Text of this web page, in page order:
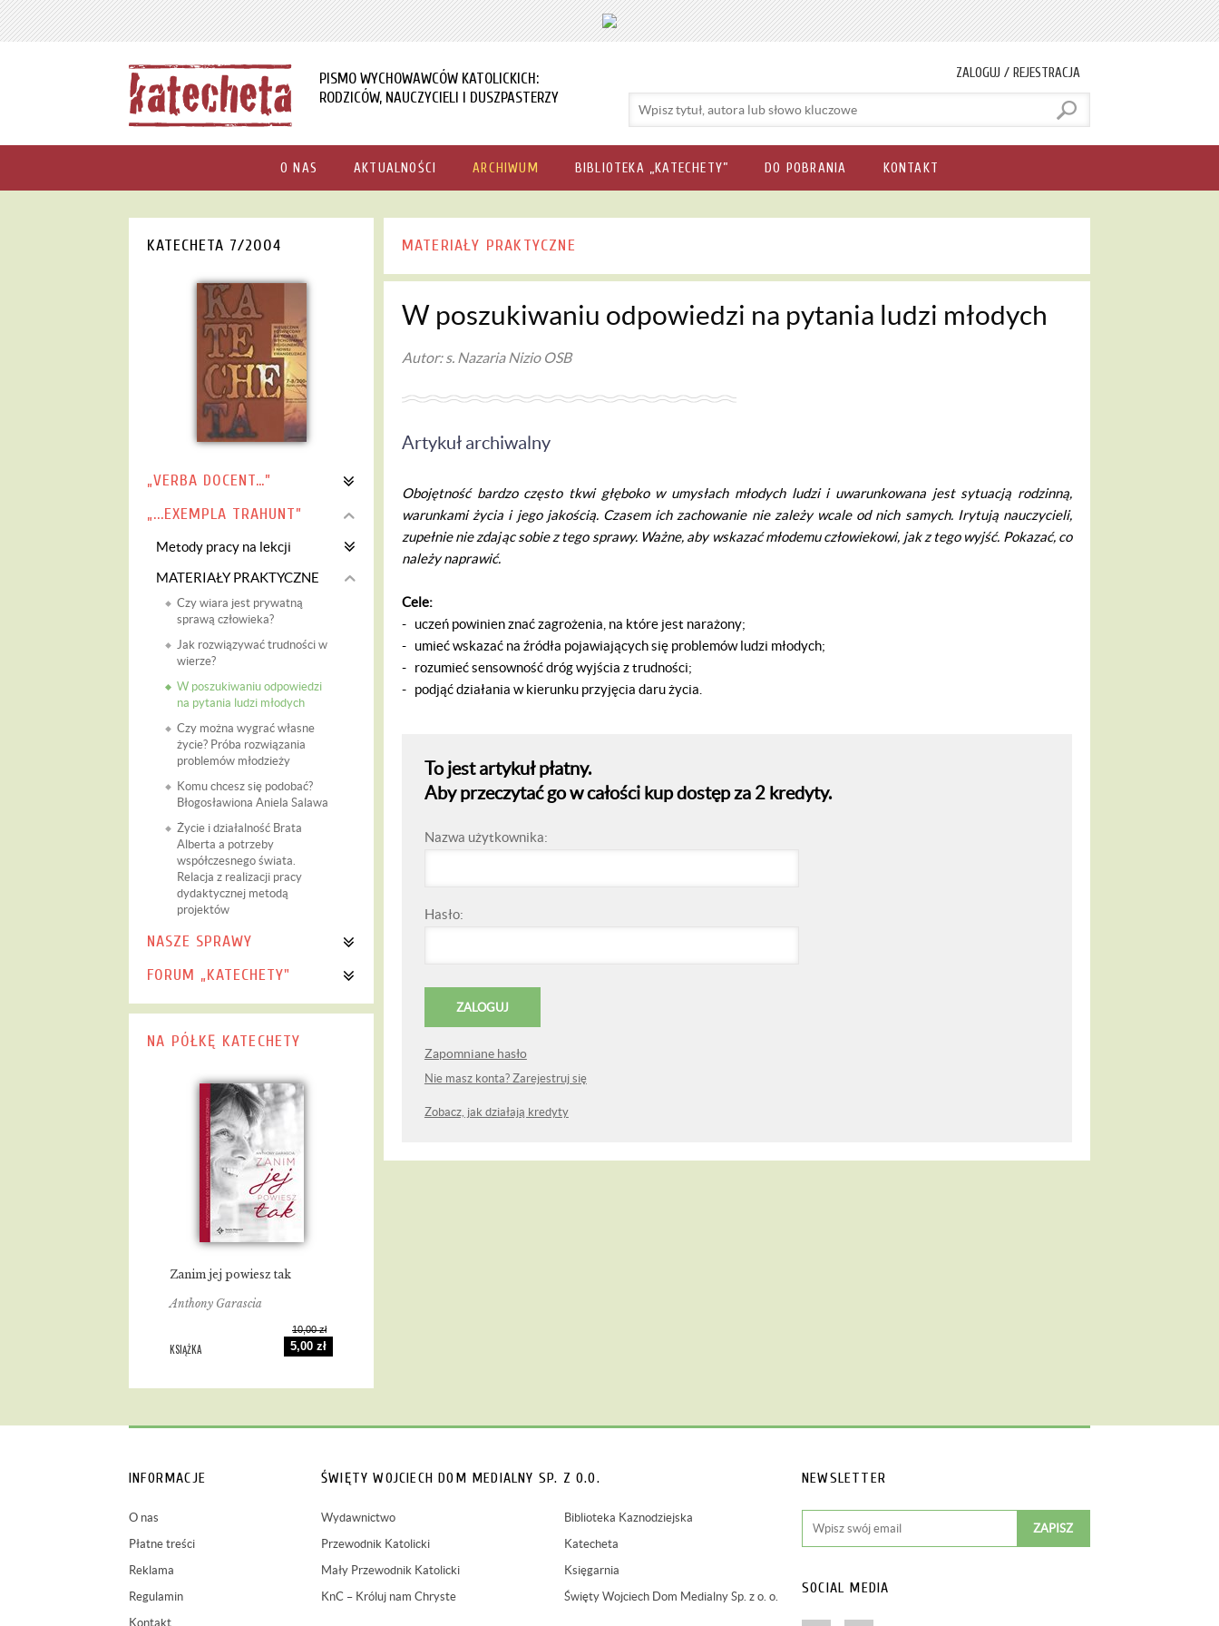
PISMO WYCHOWAWCÓW KATOLICKICH:
RODZICÓW, NAUCZYCIELI I DUSZPASTERZY
ZALOGUJ / REJESTRACJA
O NAS AKTUALNOŚCI ARCHIWUM BIBLIOTEKA „KATECHETY” DO POBRANIA KONTAKT
KATECHETA 7/2004
„VERBA DOCENT…”
„...EXEMPLA TRAHUNT”
Metody pracy na lekcji
MATERIAŁY PRAKTYCZNE
Czy wiara jest prywatną
sprawą człowieka?
Jak rozwiązywać trudności w
wierze?
W poszukiwaniu odpowiedzi
na pytania ludzi młodych
Czy można wygrać własne
życie? Próba rozwiązania
problemów młodzieży
Komu chcesz się podobać?
Błogosławiona Aniela Salawa
Życie i działalność Brata
Alberta a potrzeby
współczesnego świata.
Relacja z realizacji pracy
dydaktycznej metodą
projektów
NASZE SPRAWY
FORUM „KATECHETY"
NA PÓŁKĘ KATECHETY
Zanim jej powiesz tak
Anthony Garascia
KSIĄŻKA
10,00 zł
5,00 zł
MATERIAŁY PRAKTYCZNE
W poszukiwaniu odpowiedzi na pytania ludzi młodych
Autor: s. Nazaria Nizio OSB
Artykuł archiwalny
Obojętnośćbardzo często tkwi głęboko w umysłach młodych ludzi i uwarunkowana jest sytu­acją rodzinną,
warunkami życia i jego jakością. Czasem ich zachowanie nie zależy wcale od nich samych. Irytująnauczycieli,
zupełnie nie zdając sobie z tego sprawy. Ważne, aby wskazaćmło­demu człowiekowi, jak z tego wyjść. Pokazać, co
należy naprawić.
Cele:
- uczeń powinien znać zagrożenia, na które jest narażony;
- umieć wskazać na źródła pojawiających się problemów ludzi młodych;
- rozumieć sensowność dróg wyjścia z trudności;
- podjąć działania w kierunku przyjęcia daru życia.
To jest artykuł płatny.
Aby przeczytać go w całości kup dostęp za 2 kredyty.
Nazwa użytkownika:
Hasło:
Zapomniane hasło
Nie masz konta? Zarejestruj się
Zobacz, jak działają kredyty
INFORMACJE
O nas
Płatne treści
Reklama
Regulamin
Kontakt
ŚWIĘTY WOJCIECH DOM MEDIALNY SP. Z O.O.
Wydawnictwo
Przewodnik Katolicki
Mały Przewodnik Katolicki
KnC – Króluj nam Chryste
Biblioteka Kaznodziejska
Katecheta
Księgarnia
Święty Wojciech Dom Medialny Sp. z o. o.
NEWSLETTER
SOCIAL MEDIA